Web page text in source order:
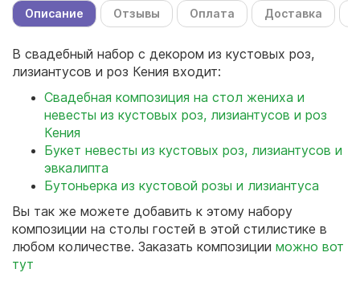
Описание Отзывы Оплата Доставка
В свадебный набор с декором из кустовых роз,
лизиантусов и роз Кения входит:
Свадебная композиция на стол жениха и
невесты из кустовых роз, лизиантусов и роз
Кения
Букет невесты из кустовых роз, лизиантусов и
эвкалипта
Бутоньерка из кустовой розы и лизиантуса
Вы так же можете добавить к этому набору
композиции на столы гостей в этой стилистике в
любом количестве. Заказать композиции можно вот
тут